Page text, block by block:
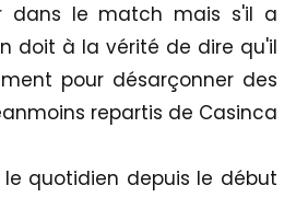
dans le match mais s'il a
doit à la vérité de dire qu'il
pour désarçonner des
repartis de Casinca
quotidien depuis le début